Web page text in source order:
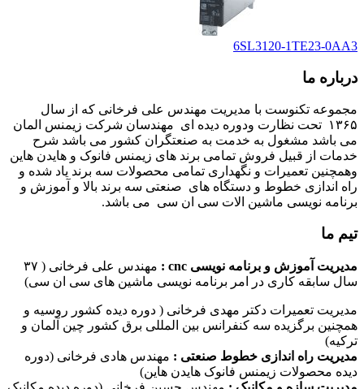
6SL3120-1TE23-0AA3
درباره ما
مجموعه تکنوست با مدیریت مهندس علی فرخانی که از سال
۱۳۶۵ تحت نظارت ودوره دیده ای مهندسان شرکت زیمنس المان
می باشد مشغول به خدمت به صنعتگران کشور می باشد شرح
خدمات از قبیل فروش تمامی برند های زیمنس فانوک و هایدن هاین
وهمچنین تعمیرات و نگهداری تمامی محصولات سه برند یاد شده و
راه اندازی خطوط و دستگاه های صنعتی سه برند بالا و آموزش و
برنامه نویسی ماشین الات سی ان سی می باشد.
تیم ما
مدیریت آموزش و برنامه نویسی cnc :
مهندس علی فرخانی ( ۳۷
سال سابقه کاری در امر برنامه نویسی ماشین های سی ان سی)
مدیریت تعمیرات دکتر مهدی فرخانی ( دوره دیده کشور روسیه و
همچنین برگزیده سه کنفرانس بین المللی برق کشور چین آلمان و
ترکیه)
مدیریت راه اندازی خطوط صنعتی : مهندس هادی فرخانی (دوره
دیده محصولات زیمنس فانوک هایدن هاین)